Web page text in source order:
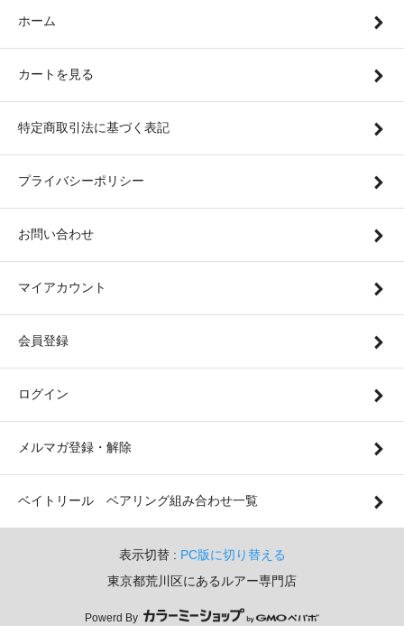
ホーム
カートを見る
特定商取引法に基づく表記
プライバシーポリシー
お問い合わせ
マイアカウント
会員登録
ログイン
メルマガ登録・解除
ベイトリール ベアリング組み合わせ一覧
表示切替 : PC版に切り替える
東京都荒川区にあるルアー専門店
Powerd By